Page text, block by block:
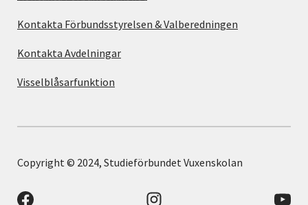
Kontakta Förbundsstyrelsen & Valberedningen
Kontakta Avdelningar
Visselblåsarfunktion
Copyright © 2024, Studieförbundet Vuxenskolan